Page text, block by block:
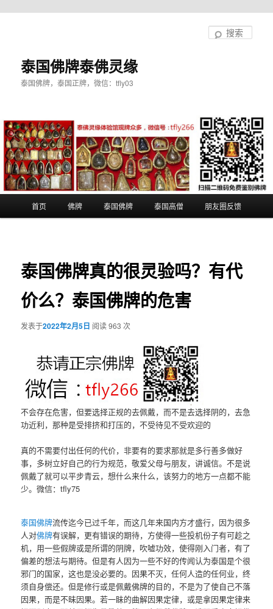
泰国佛牌泰佛灵缘
泰国佛牌，泰国正牌，微信：tfly03
首页 佛牌 泰国佛牌 泰国高僧 朋友圈反馈
泰国佛牌真的很灵验吗？有代
价么？泰国佛牌的危害
发表于2022年2月5日 阅读 963 次
不会存在危害，但要选择正规的去佩戴，而不是去选择阴的，去急
功近利，那种是受排挤和打压的，不受待见不受欢迎的
真的不需要付出任何的代价，非要有的要求那就是多行善多做好
事，多树立好自己的行为规范，敬爱父母与朋友，讲诚信。不是说
佩戴了就可以平步青云，想什么来什么，该努力的地方一点都不能
少。微信：tfly75
泰国佛牌流传迄今已过千年，而这几年来国内方才盛行，因为很多
人对佛牌有误解，更有错误的期待，方使得一些投机份子有可趁之
机，用一些假牌或是所谓的阴牌，吹嘘功效，使得刚入门者，有了
偏差的想法与期待。但是有人因为一些不好的传闻认为泰国是个很
邪门的国家，这也是没必要的。因果不灭，任何人造的任何业，终
须自身偿还。但是修行或是佩戴佛牌的目的，不是为了使自己不落
因果，而是不昧因果。若一眛的曲解因果定律，或是拿因果定律来